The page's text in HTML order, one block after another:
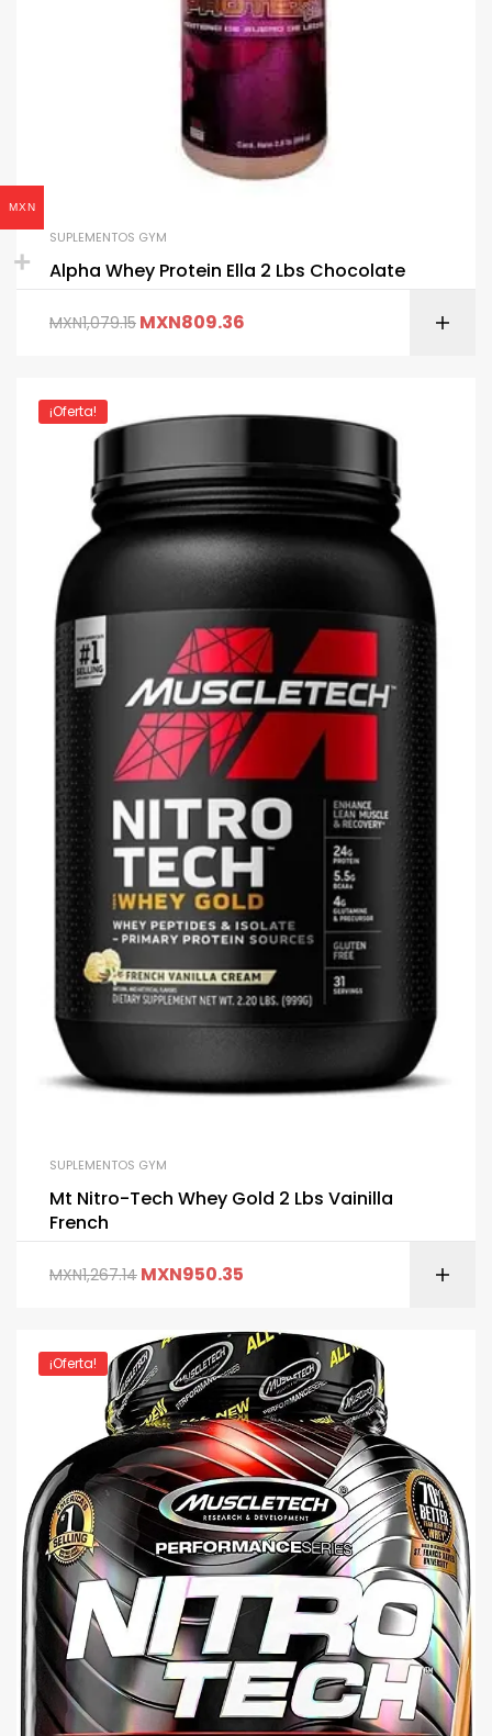
SUPLEMENTOS GYM
Alpha Whey Protein Ella 2 Lbs Chocolate
MXN1,079.15 MXN809.36
¡Oferta!
SUPLEMENTOS GYM
Mt Nitro-Tech Whey Gold 2 Lbs Vainilla
French
MXN1,267.14 MXN950.35
¡Oferta!
MXN